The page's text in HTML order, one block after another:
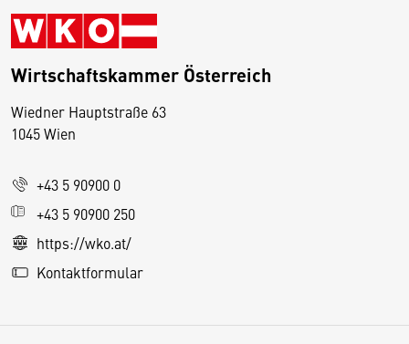
Wirtschaftskammer Österreich
Wiedner Hauptstraße 63
1045 Wien
+43 5 90900 0
+43 5 90900 250
https://wko.at/
Kontaktformular
D
s
e
S
e